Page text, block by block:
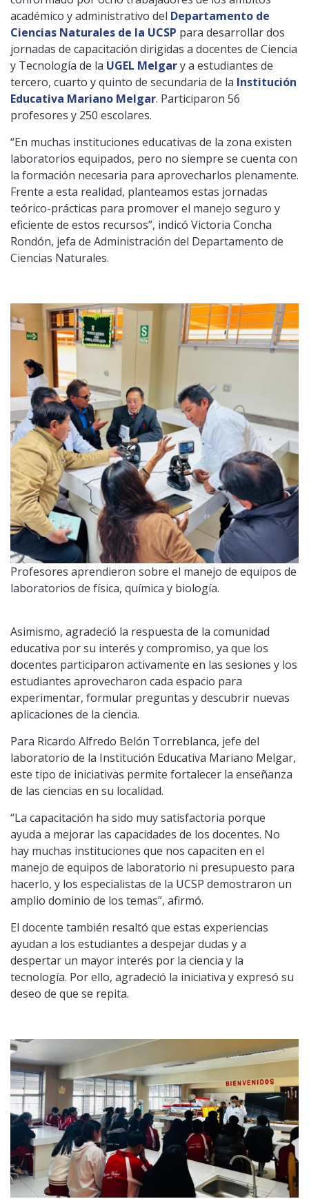
académico y administrativo del Departamento de
Ciencias Naturales de la UCSP para desarrollar dos
jornadas de capacitación dirigidas a docentes de Ciencia
y Tecnología de la UGEL Melgary a estudiantes de
tercero, cuarto y quinto de secundaria de la Institución
Educativa Mariano Melgar. Participaron 56
profesores y 250 escolares.
“En muchas instituciones educativas de la zona existen
laboratorios equipados, pero no siempre se cuenta con
la formación necesaria para aprovecharlos plenamente.
Frente a esta realidad, planteamos estas jornadas
teórico-prácticas para promover el manejo seguro y
eficiente de estos recursos”, indicó Victoria Concha
Rondón, jefa de Administración del Departamento de
Ciencias Naturales.
Profesores aprendieron sobre el manejo de equipos de
laboratorios de física, química y biología.
Asimismo, agradeció la respuesta de la comunidad
educativa por su interés y compromiso, ya que los
docentes participaron activamente en las sesiones y los
estudiantes aprovecharon cada espacio para
experimentar, formular preguntas y descubrir nuevas
aplicaciones de la ciencia.
Para Ricardo Alfredo Belón Torreblanca, jefe del
laboratorio de la Institución Educativa Mariano Melgar,
este tipo de iniciativas permite fortalecer la enseñanza
de las ciencias en su localidad.
“La capacitación ha sido muy satisfactoria porque
ayuda a mejorar las capacidades de los docentes. No
hay muchas instituciones que nos capaciten en el
manejo de equipos de laboratorio ni presupuesto para
hacerlo, y los especialistas de la UCSP demostraron un
amplio dominio de los temas”, afirmó.
El docente también resaltó que estas experiencias
ayudan a los estudiantes a despejar dudas y a
despertar un mayor interés por la ciencia y la
tecnología. Por ello, agradeció la iniciativa y expresó su
deseo de que se repita.